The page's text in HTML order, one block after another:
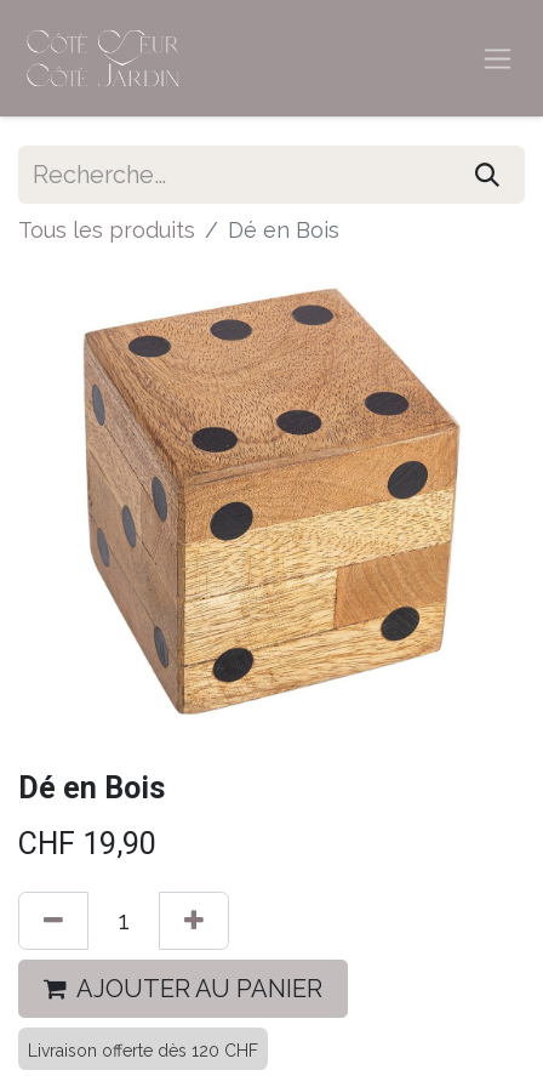
Tous les produits Dé en Bois
Dé en Bois
CHF 19,90
AJOUTER AU PANIER
Livraison offerte dès 120 CHF